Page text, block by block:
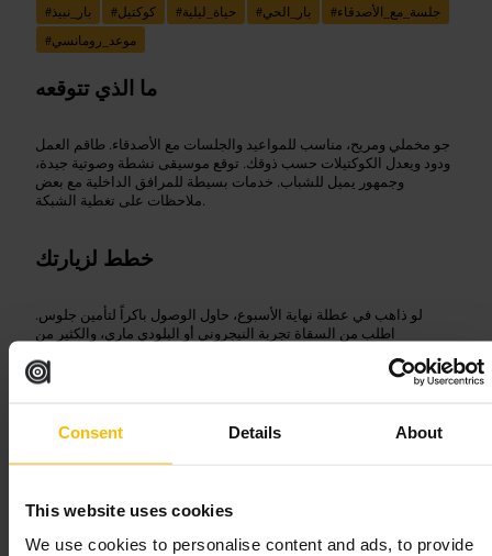
Consent Details About
This website uses cookies
We use cookies to personalise content and ads, to provide
#بار_نبيذ #كوكتيل #حياة_ليلية #بار_الحي #جلسة_مع_الأصدقاء
#موعد_رومانسي
ما الذي تتوقعه
جو مخملي ومريح، مناسب للمواعيد والجلسات مع الأصدقاء. طاقم العمل
ودود ويعدل الكوكتيلات حسب ذوقك. توقع موسيقى نشطة وصوتية جيدة،
وجمهور يميل للشباب. خدمات بسيطة للمرافق الداخلية مع بعض
ملاحظات على تغطية الشبكة.
خطط لزيارتك
لو ذاهب في عطلة نهاية الأسبوع، حاول الوصول باكراً لتأمين جلوس.
اطلب من السقاة تجربة النيجروني أو البلودي ماري، والكثير من
يؤثر على تغطية الهاتف والواي فاي، فاحفظ نقطة التقاء خارجية إن كنت
http://www.tabacbar.com/
10 ميتشل لين، غلاسكو G1 3NU، المملكة المتحدة
كورنر بار